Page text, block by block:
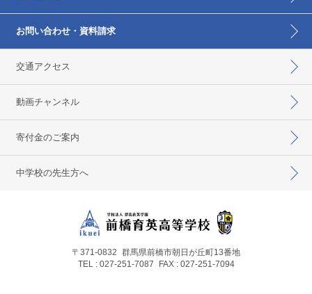
お問い合わせ・資料請求
交通アクセス
動画チャンネル
寄付金のご案内
中学校の先生方へ
〒371-0832 群馬県前橋市朝日が丘町13番地
TEL : 027-251-7087
FAX : 027-251-7094